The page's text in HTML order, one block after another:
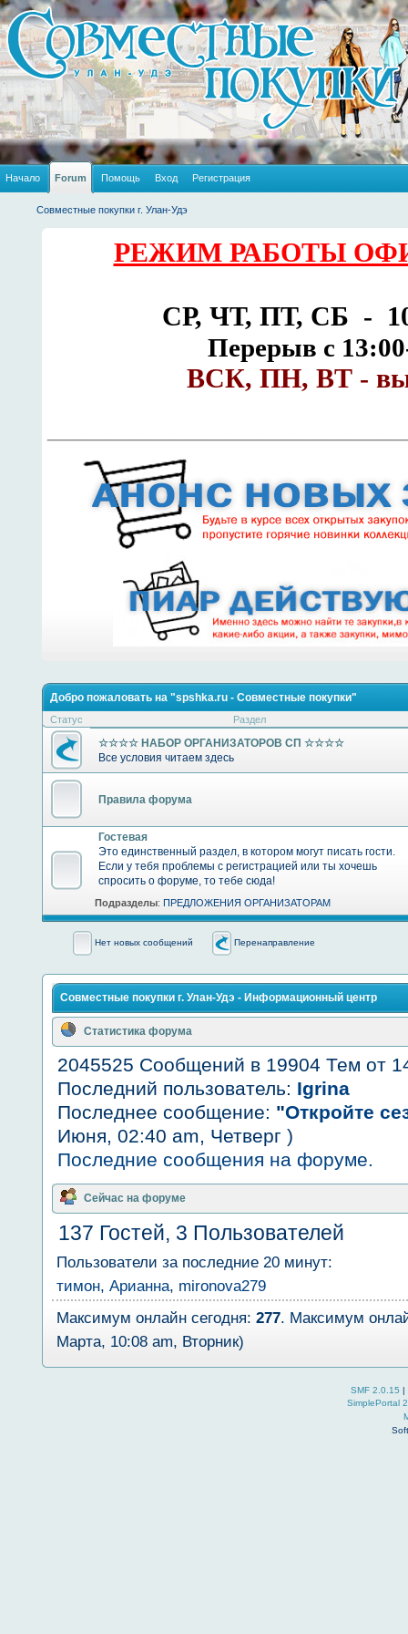
Начало Forum Помощь Вход Регистрация
Совместные покупки г. Улан-Удэ
РЕЖИМ РАБОТЫ
СР, ЧТ, ПТ, СБ -
Перерыв с
ВСК, ПН, ВТ -
Добро пожаловать на "spshka.ru - Совместные покупки"
Статус Раздел
☆☆☆☆ НАБОР ОРГАНИЗАТОРОВ СП ☆☆☆☆
Все условия читаем здесь
Правила форума
Гостевая
Это единственный раздел, в котором могут писать гости.
Если у тебя проблемы с регистрацией или ты хочешь
спросить о форуме, то тебе сюда!
Подразделы: ПРЕДЛОЖЕНИЯ ОРГАНИЗАТОРАМ
Нет новых сообщений Перенаправление
Совместные покупки г. Улан-Удэ - Информационный центр
Статистика форума
2045525 Сообщений в 19904 Тем от
Последний пользователь: Igrina
Последнее сообщение: "Откройте
Июня, 02:40 am, Четверг )
Последние сообщения на форуме.
Сейчас на форуме
137 Гостей, 3 Пользователей
Пользователи за последние 20 минут:
тимон,Арианна, mironova279
Максимум онлайн сегодня:277. Максимум
Марта, 10:08 am, Вторник)
SMF 2.0.15 |
SimplePortal